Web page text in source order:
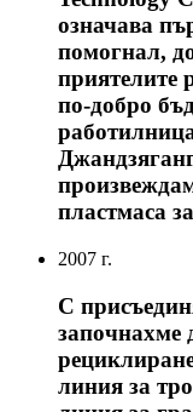
означава
помогнал,
приятелите
по-добро
пластмаса
2007 г.
С
започнахме
линия за